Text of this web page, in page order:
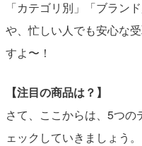
「カテゴリ別」「ブラン
や、忙しい人でも安心な
すよ〜！
【注目の商品は？】
さて、ここからは、5つ
ェックしていきましょう。